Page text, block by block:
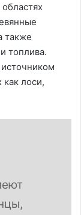
также
топлива.
лоси,